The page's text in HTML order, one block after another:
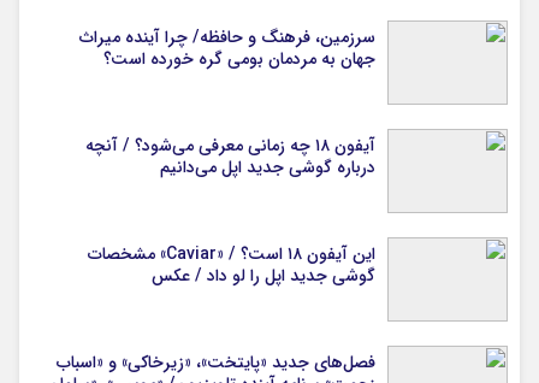
سرزمین، فرهنگ و حافظه/ چرا آینده میراث
جهان به مردمان بومی گره خورده است؟
آیفون ۱۸ چه زمانی معرفی می‌شود؟ / آنچه
درباره گوشی جدید اپل می‌دانیم
این آیفون ۱۸ است؟ / «Caviar» مشخصات
گوشی جدید اپل را لو داد / عکس
فصل‌های جدید «پایتخت»، «زیرخاکی» و «اسباب